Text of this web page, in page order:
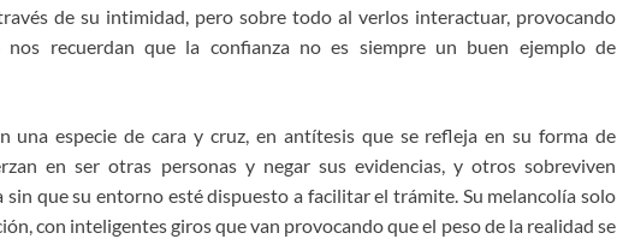
de su intimidad, pero sobre todo al verlos interactuar, provocando
nos recuerdan que la confianza no es siempre un buen ejemplo de
una especie de cara y cruz, en antítesis que se refleja en su forma de
en ser otras personas y negar sus evidencias, y otros sobreviven
que su entorno esté dispuesto a facilitar el trámite. Su melancolía solo
con inteligentes giros que van provocando que el peso de la realidad se